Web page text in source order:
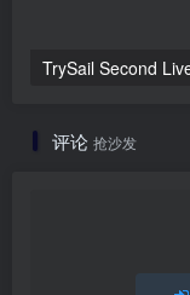
评论 抢沙发